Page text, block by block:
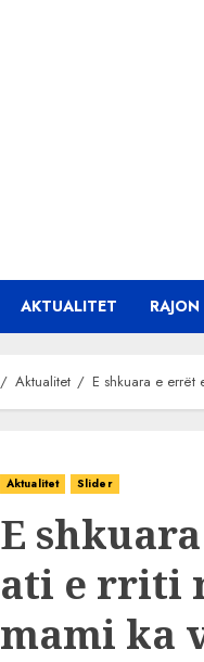
AKTUALITET RAJON
Aktualitet E shkuara e
Aktualitet Slider
E
ati e rriti
mami ka